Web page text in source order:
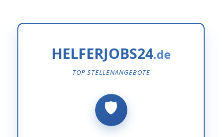
HELFERJOBS24
TOP STELLENANGEBOTE